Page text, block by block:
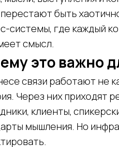
быть
системы, где каждый
смысл.
это важно
связи работают не
Через них приходят
клиенты,
мышления. Но